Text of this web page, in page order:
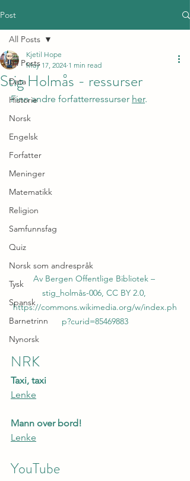
Post
All Posts
Data
Historie
Norsk
Engelsk
Forfatter
Meninger
Matematikk
Religion
Samfunnsfag
Quiz
Norsk som andrespråk
Tysk
Spansk
Barnetrinn
Nynorsk
All Posts
Stig Holmås - ressurser
Kjetil Hope
May 17, 2024 1 min read
Finn andre forfatterressurser her.
Av Bergen Offentlige Bibliotek –
stig_holmås-006, CC BY 2.0,
https://commons.wikimedia.org/w/index.ph
p?curid=85469883
NRK
Taxi, taxi
Lenke
Mann over bord!
Lenke
YouTube